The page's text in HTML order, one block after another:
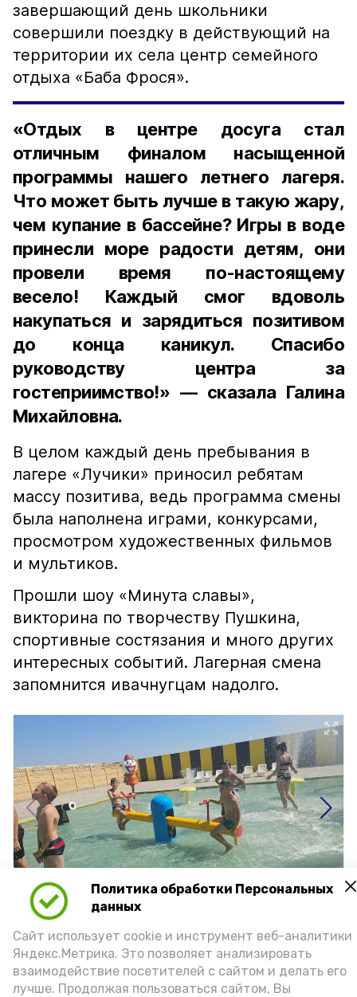
Политика обработки Персональных
данных
Сайт использует cookie и инструмент веб-аналитики
Яндекс.Метрика. Это позволяет анализировать
взаимодействие посетителей с сайтом и делать его
лучше. Продолжая пользоваться сайтом, Вы
завершающий день школьники
совершили поездку в действующий на
территории их села центр семейного
отдыха «Баба Фрося».
«Отдых в центре досуга стал
отличным финалом насыщенной
программы нашего летнего лагеря.
Что может быть лучше в такую жару,
чем купание в бассейне? Игры в воде
принесли море радости детям, они
провели время по-настоящему
весело! Каждый смог вдоволь
накупаться и зарядиться позитивом
до конца каникул. Спасибо
руководству центра за
гостеприимство!» — сказала Галина
Михайловна.
В целом каждый день пребывания в
лагере «Лучики» приносил ребятам
массу позитива, ведь программа смены
была наполнена играми, конкурсами,
просмотром художественных фильмов
и мультиков.
Прошли шоу «Минута славы»,
викторина по творчеству Пушкина,
спортивные состязания и много других
интересных событий. Лагерная смена
запомнится ивачнугцам надолго.
Подпишись!